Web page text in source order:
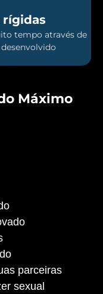
rígidas
tempo através de
Máximo
parceiras
sexual